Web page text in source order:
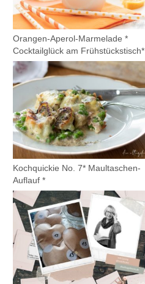
Orangen-Aperol-Marmelade *
Cocktailglück am Frühstückstisch*
Kochquickie No. 7* Maultaschen-
Auflauf *